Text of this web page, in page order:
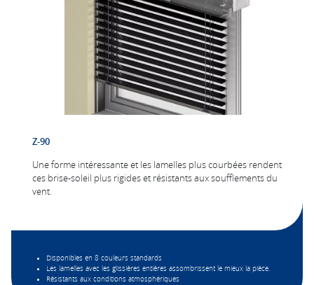
Z-90
Une forme intéressante et les lamelles plus courbées rendent
ces brise-soleil plus rigides et résistants aux soufflements du
vent.
Disponibles en 8 couleurs standards
Les lamelles avec les glissières entières assombrissent le mieux la pièce.
Résistants aux conditions atmosphériques